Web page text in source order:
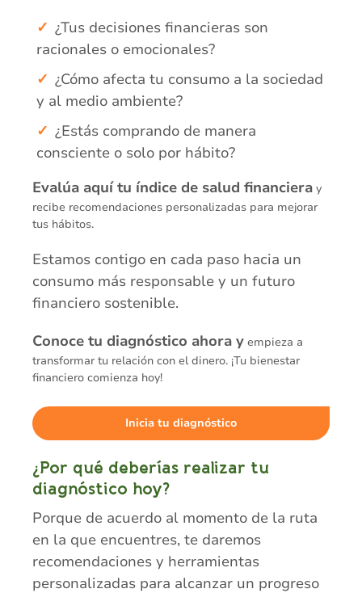
¿Tus decisiones financieras son
racionales o emocionales?
¿Cómo afecta tu consumo a la sociedad
y al medio ambiente?
¿Estás comprando de manera
consciente o solo por hábito?
Evalúa aquí tu índice de salud financiera y
recibe recomendaciones personalizadas para mejorar
tus hábitos.
Estamos contigo en cada paso hacia un
consumo más responsable y un futuro
financiero sostenible.
Conoce tu diagnóstico ahora y empieza a
transformar tu relación con el dinero. ¡Tu bienestar
financiero comienza hoy!
Inicia tu diagnóstico
¿Por qué deberías realizar tu
diagnóstico hoy?
Porque de acuerdo al momento de la ruta
en la que encuentres, te daremos
recomendaciones y herramientas
personalizadas para alcanzar un progreso